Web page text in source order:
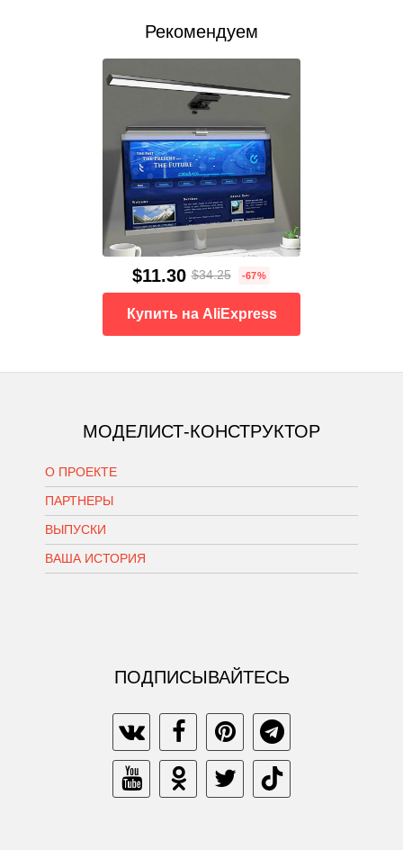
Рекомендуем
$11.30 $34.25 -67%
Купить на AliExpress
МОДЕЛИСТ-КОНСТРУКТОР
О ПРОЕКТЕ
ПАРТНЕРЫ
ВЫПУСКИ
ВАША ИСТОРИЯ
ПОДПИСЫВАЙТЕСЬ